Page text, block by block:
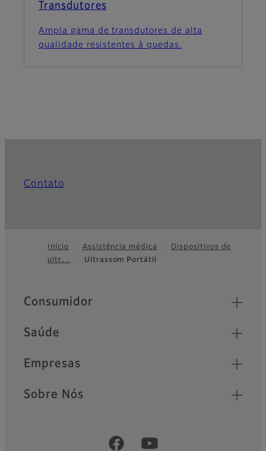
Transdutores
Ampla gama de transdutores de alta
qualidade resistentes à quedas.
Contato
Footer
Início Assistência médica
Dispositivos de
ultr…
Ultrassom Portátil
Quick Links
Consumidor
Saúde
Empresas
Sobre Nós
Official Social Media Accounts